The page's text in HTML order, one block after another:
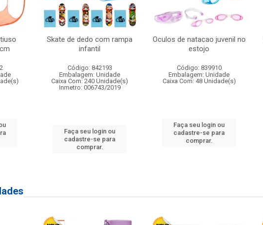
Skate de dedo com rampa
infantil
Código: 842193
Embalagem: Unidade
Caixa Com: 240 Unidade(s)
Inmetro: 006743/2019
Faça seu login ou
cadastre-se para
comprar.
Oculos de natacao juvenil no
estojo
Código: 839910
Embalagem: Unidade
Caixa Com: 48 Unidade(s)
Faça seu login ou
cadastre-se para
comprar.